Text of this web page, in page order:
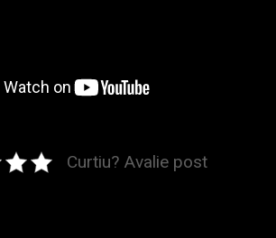
Curtiu? Avalie post